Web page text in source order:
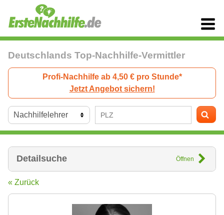
Deutschlands Top-Nachhilfe-Vermittler
Profi-Nachhilfe ab 4,50 € pro Stunde*
Jetzt Angebot sichern!
Detailsuche Öffnen
« Zurück